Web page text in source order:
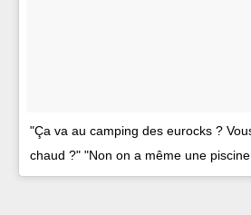
"Ça va au camping des eurocks ?
chaud ?" "Non on a même une piscine